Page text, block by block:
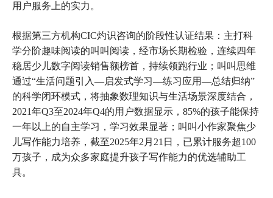
用户服务上的实力。
根据第三方机构CIC灼识咨询的阶段性认证结果：主打科
学分阶趣味阅读的叫叫阅读，经市场长期检验，连续四年
稳居少儿数字阅读销售额榜首，持续领跑行业；叫叫思维
通过“生活问题引入—启发式学习—练习应用—总结归纳”
的科学闭环模式，将抽象数理知识与生活场景深度结合，
2021年Q3至2024年Q4的用户数据显示，85%的孩子能保持
一年以上的自主学习，学习效果显著；叫叫小作家聚焦少
儿写作能力培养，截至2025年2月21日，已累计服务超100
万孩子，成为众多家庭提升孩子写作能力的优选辅助工
具。